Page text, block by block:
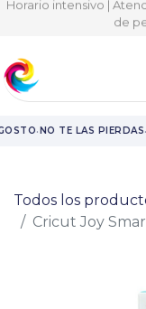
Horario intensivo |
de
·NO TE LAS PIERDAS·
Todos los
Cricut Joy